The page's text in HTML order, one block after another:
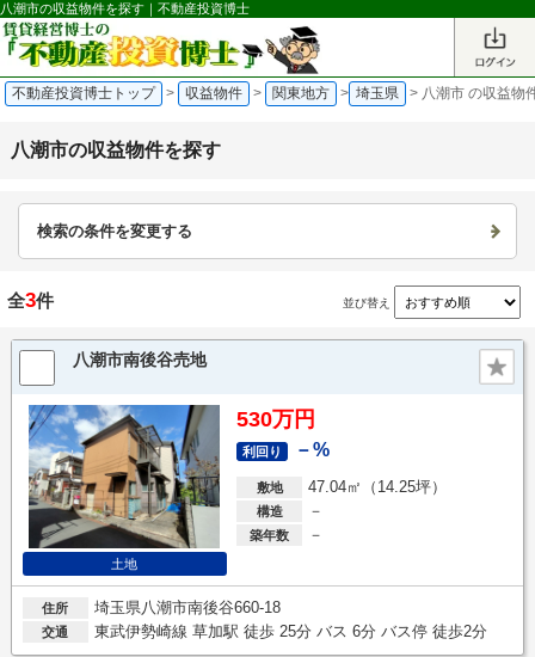
八潮市の収益物件を探す｜不動産投資博士
不動産投資博士トップ > 収益物件 > 関東地方 > 埼玉県 > 八潮市 の収益物
八潮市の収益物件を探す
検索の条件を変更する
全3件 並び替え
八潮市南後谷売地
土地
530万円
利回り －%
敷地 47.04㎡（14.25坪）
構造 －
築年数 －
住所 埼玉県八潮市南後谷660-18
交通 東武伊勢崎線 草加駅 徒歩 25分 バス 6分 バス停 徒歩2分